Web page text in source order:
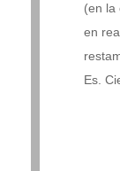
(en la
en
Es.